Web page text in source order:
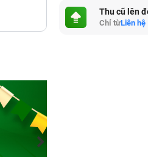
Thu cũ lên
Chỉ từLiên hệ